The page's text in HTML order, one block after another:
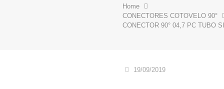
Home
CONECTORES COTOVELO 90°
CONECTOR 90° 04,7 PC TUBO
19/09/2019